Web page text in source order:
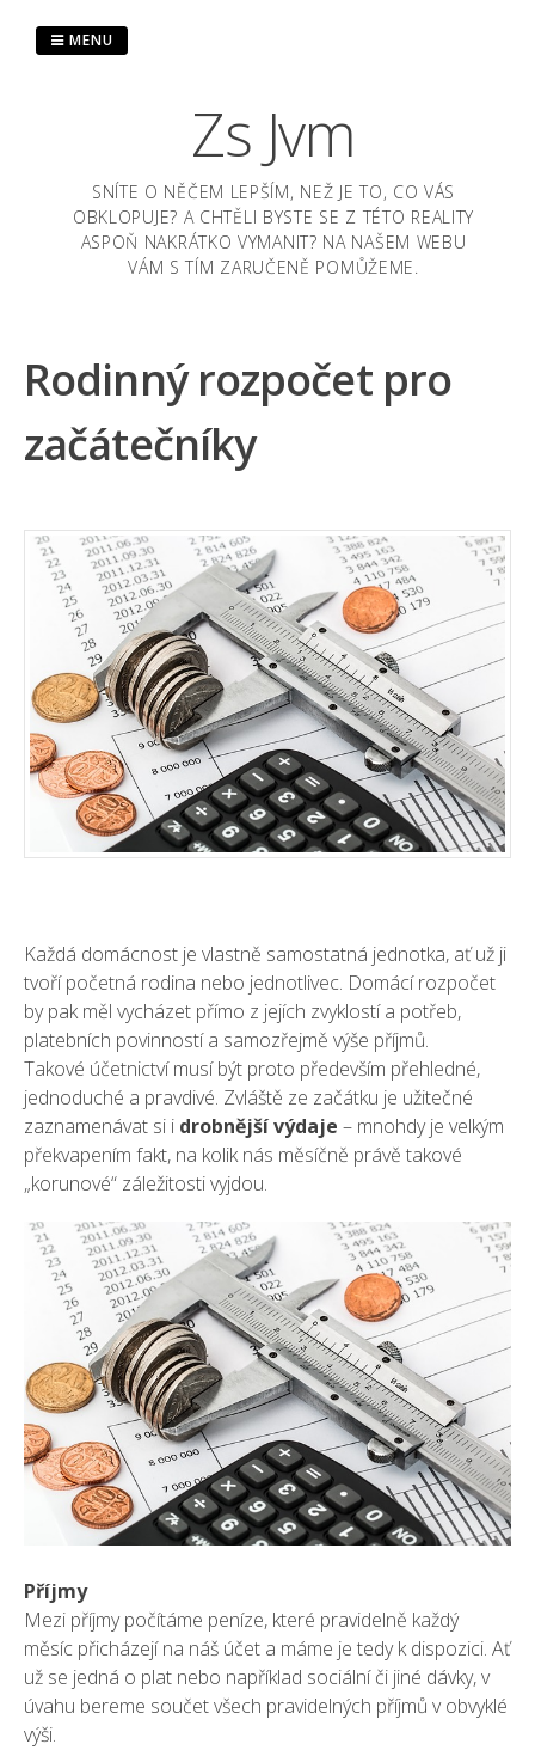
Zs Jvm
SNÍTE O NĚČEM LEPŠÍM, NEŽ JE TO, CO VÁS
OBKLOPUJE? A CHTĚLI BYSTE SE Z TÉTO REALITY
ASPOŇ NAKRÁTKO VYMANIT? NA NAŠEM WEBU
VÁM S TÍM ZARUČENĚ POMŮŽEME.
MENU
Rodinný rozpočet pro
začátečníky
Každá domácnost je vlastně samostatná jednotka, ať už ji
tvoří početná rodina nebo jednotlivec. Domácí rozpočet
by pak měl vycházet přímo z jejích zvyklostí a potřeb,
platebních povinností a samozřejmě výše příjmů.
Takové účetnictví musí být proto především přehledné,
jednoduché a pravdivé. Zvláště ze začátku je užitečné
zaznamenávat si i drobnější výdaje – mnohdy je velkým
překvapením fakt, na kolik nás měsíčně právě takové
„korunové“ záležitosti vyjdou.
Příjmy
Mezi příjmy počítáme peníze, které pravidelně každý
měsíc přicházejí na náš účet a máme je tedy k dispozici. Ať
už se jedná o plat nebo například sociální či jiné dávky, v
úvahu bereme součet všech pravidelných příjmů v obvyklé
výši.